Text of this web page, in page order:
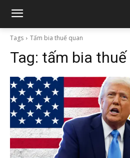
Tags Tấm bia thuế quan
Tag: tấm bia thuế